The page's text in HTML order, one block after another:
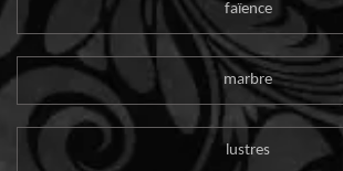
faïence
marbre
lustres